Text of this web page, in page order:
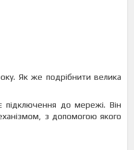
Як же подрібнити велика
підключення до мережі. Він
з допомогою якого